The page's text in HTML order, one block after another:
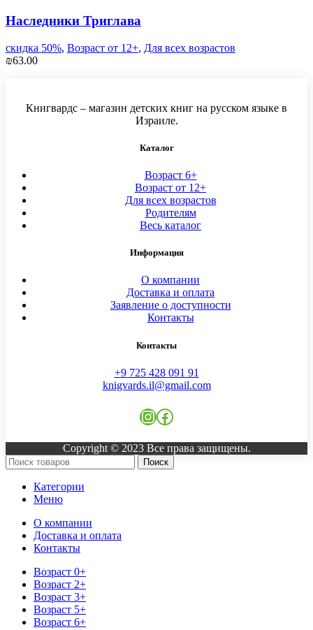
Наследники Триглава
скидка 50%, Возраст от 12+, Для всех возрастов
₪63.00
Книгвардс – магазин детских книг на русском языке в
Израиле.
Каталог
Возраст 6+
Возраст от 12+
Для всех возрастов
Родителям
Весь каталог
Информация
О компании
Доставка и оплата
Заявление о доступности
Контакты
Контакты
+9 725 428 091 91
knigvards.il@gmail.com
Instagram
Facebook
Copyright © 2023 Все права защищены.
Поиск
Категории
Меню
О компании
Доставка и оплата
Контакты
Возраст 0+
Возраст 2+
Возраст 3+
Возраст 5+
Возраст 6+